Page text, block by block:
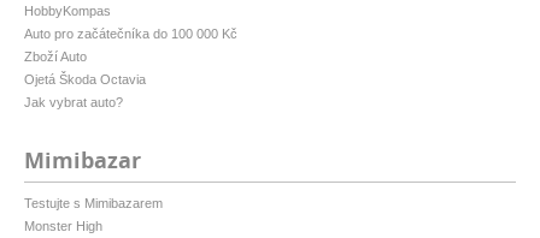
HobbyKompas
Auto pro začátečníka do 100 000 Kč
Zboží Auto
Ojetá Škoda Octavia
Jak vybrat auto?
Mimibazar
Testujte s Mimibazarem
Monster High